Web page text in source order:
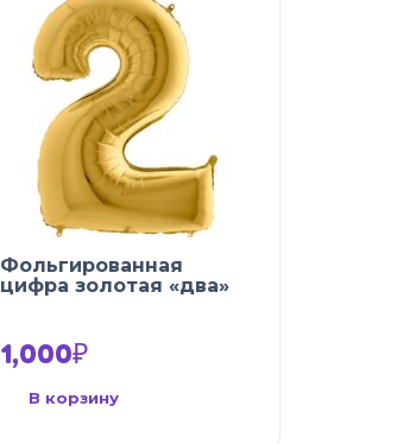
Фольгированная
цифра золотая «два»
1,000₽
В корзину